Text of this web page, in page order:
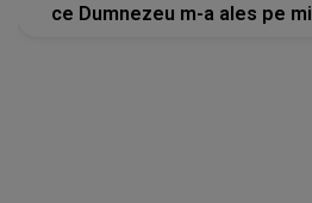
ce Dumnezeu m-a ales pe